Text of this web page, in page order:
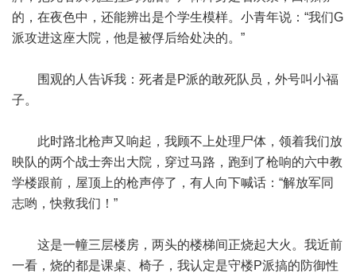
的，在夜色中，还能辨出是个学生模样。小青年说：“我们G
派攻进这座大院，他是被俘后给处决的。”
围观的人告诉我：死者是P派的敢死队员，外号叫小福
子。
此时路北枪声又响起，我顾不上处理尸体，领着我们放
映队的两个战士奔出大院，穿过马路，跑到了枪响的六中教
学楼跟前，屋顶上的枪声停了，有人向下喊话：“解放军同
志哟，快救我们！”
这是一幢三层楼房，两头的楼梯间正烧起大火。我近前
一看，烧的都是课桌、椅子，我认定是守楼P派搞的防御性